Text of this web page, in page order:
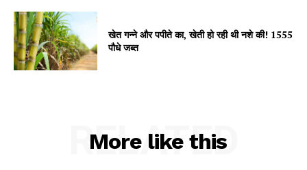
About
Contact us
Subscription Plans
खेत गन्ने और पपीते का, खेती हो रही थी नशे की! 1555
पौधे जब्त
More like this
RELATED